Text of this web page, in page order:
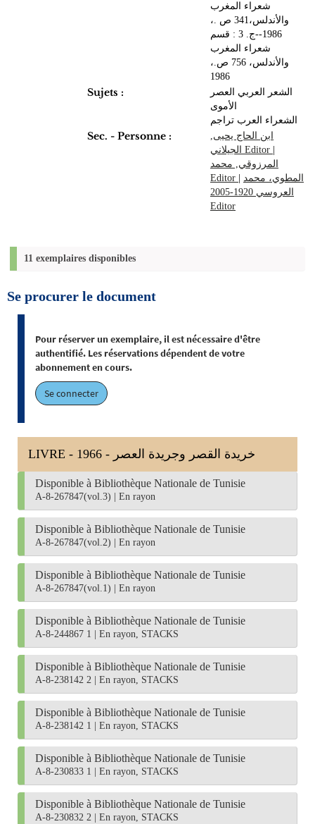
شعراء المغرب
والأندلس،341 ص .،
1986--ج. 3 : قسم
شعراء المغرب
والأندلس، 756 ص.،
1986
Sujets :
الشعر العربي العصر
الأموى
الشعراء العرب تراجم
Sec. - Personne :
ابن الحاج يحيى,
الجيلاني Editor
المرزوقي, محمد
Editor
المطوي، محمد
العروسي 1920-2005
Editor
11 exemplaires disponibles
Se procurer le document
Pour réserver un exemplaire, il est nécessaire d'être
authentifié. Les réservations dépendent de votre
abonnement en cours.
Se connecter
LIVRE - 1966 - خريدة القصر وجريدة العصر
Disponible à Bibliothèque Nationale de Tunisie
A-8-267847(vol.3) En rayon
Disponible à Bibliothèque Nationale de Tunisie
A-8-267847(vol.2) En rayon
Disponible à Bibliothèque Nationale de Tunisie
A-8-267847(vol.1) En rayon
Disponible à Bibliothèque Nationale de Tunisie
A-8-244867 1 En rayon, STACKS
Disponible à Bibliothèque Nationale de Tunisie
A-8-238142 2 En rayon, STACKS
Disponible à Bibliothèque Nationale de Tunisie
A-8-238142 1 En rayon, STACKS
Disponible à Bibliothèque Nationale de Tunisie
A-8-230833 1 En rayon, STACKS
Disponible à Bibliothèque Nationale de Tunisie
A-8-230832 2 En rayon, STACKS